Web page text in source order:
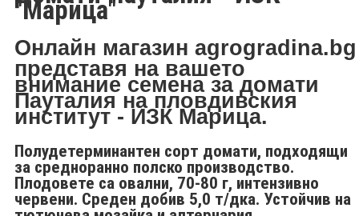
"Марица"
Онлайн магазин agrogradina.bg
представя на вашето
внимание семена за домати
Пауталия на пловдивския
институт - ИЗК Марица.
Полудетерминантен сорт домати, подходящи
за средноранно полско производство.
Плодовете са овални, 70-80 г, интензивно
червени. Среден добив 5,0 т/дка. Устойчив на